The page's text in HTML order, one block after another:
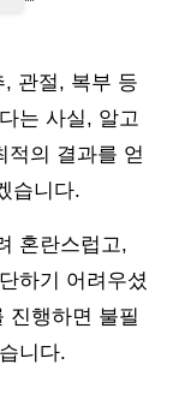
관절, 복부 등
는 사실, 알고
적의 결과를 얻
습니다.
혼란스럽고,
하기 어려우셨
진행하면 불필
니다.